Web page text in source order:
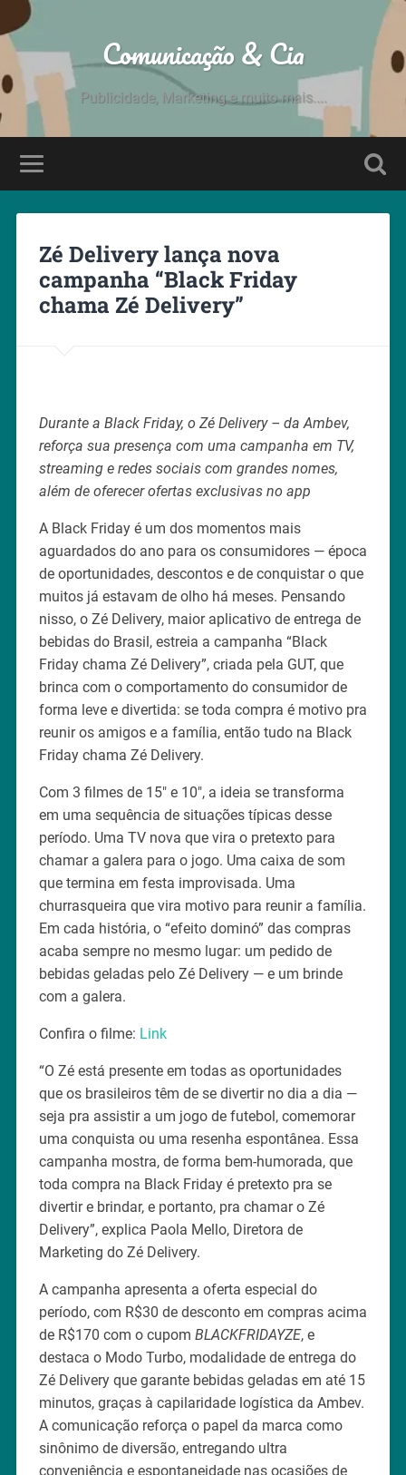
Comunicação & Cia
Publicidade, Marketing e muito mais....
Zé Delivery lança nova
campanha “Black Friday
chama Zé Delivery”
Durante a Black Friday, o Zé Delivery – da Ambev,
reforça sua presença com uma campanha em TV,
streaming e redes sociais com grandes nomes,
além de oferecer ofertas exclusivas no app
A Black Friday é um dos momentos mais
aguardados do ano para os consumidores — época
de oportunidades, descontos e de conquistar o que
muitos já estavam de olho há meses. Pensando
nisso, o Zé Delivery, maior aplicativo de entrega de
bebidas do Brasil, estreia a campanha “Black
Friday chama Zé Delivery”, criada pela GUT, que
brinca com o comportamento do consumidor de
forma leve e divertida: se toda compra é motivo pra
reunir os amigos e a família, então tudo na Black
Friday chama Zé Delivery.
Com 3 filmes de 15″ e 10″, a ideia se transforma
em uma sequência de situações típicas desse
período. Uma TV nova que vira o pretexto para
chamar a galera para o jogo. Uma caixa de som
que termina em festa improvisada. Uma
churrasqueira que vira motivo para reunir a família.
Em cada história, o “efeito dominó” das compras
acaba sempre no mesmo lugar: um pedido de
bebidas geladas pelo Zé Delivery — e um brinde
com a galera.
Confira o filme: Link
“O Zé está presente em todas as oportunidades
que os brasileiros têm de se divertir no dia a dia —
seja pra assistir a um jogo de futebol, comemorar
uma conquista ou uma resenha espontânea. Essa
campanha mostra, de forma bem-humorada, que
toda compra na Black Friday é pretexto pra se
divertir e brindar, e portanto, pra chamar o Zé
Delivery”, explica Paola Mello, Diretora de
Marketing do Zé Delivery.
A campanha apresenta a oferta especial do
período, com R$30 de desconto em compras acima
de R$170 com o cupom BLACKFRIDAYZE, e
destaca o Modo Turbo, modalidade de entrega do
Zé Delivery que garante bebidas geladas em até 15
minutos, graças à capilaridade logística da Ambev.
A comunicação reforça o papel da marca como
sinônimo de diversão, entregando ultra
conveniência e espontaneidade nas ocasiões de